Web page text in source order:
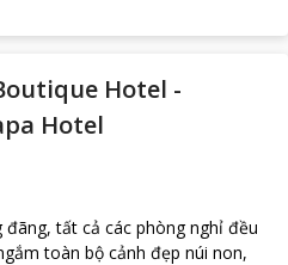
Hotel -
Hotel
đãng, tất cả các phòng nghỉ đều
toàn bộ cảnh đẹp núi non,